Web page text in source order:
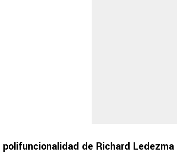
polifuncionalidad de Richard Ledezma